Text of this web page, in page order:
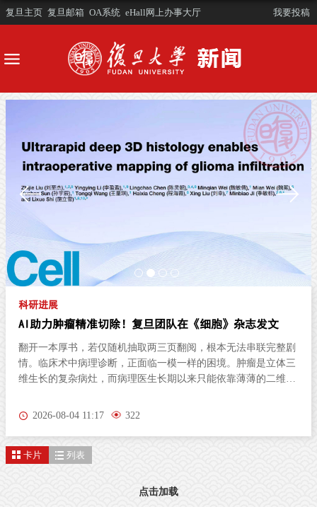
复旦主页 复旦邮箱 OA系统 eHall网上办事大厅 我要投稿
科研进展
AI助力肿瘤精准切除！复旦团队在《细胞》杂志发文
翻开一本厚书，若仅随机抽取两三页翻阅，根本无法串联完整剧
情。临床术中病理诊断，正面临一模一样的困境。肿瘤是立体三
维生长的复杂病灶，而病理医生长期以来只能依靠薄薄的二维切
隙立体蔓延、分布隐匿，单一平面切片极易遗漏关键病变区域，
队联合物理学系季敏标团队，在国际学术期刊《细胞》（Cell）
mapping of glioma infiltration”，推出全新超快速三维病理技术平
2026-08-04 11:17 322
卡片 列表
点击加载